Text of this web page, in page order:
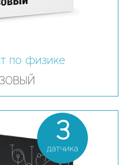
по физике
3
датчика